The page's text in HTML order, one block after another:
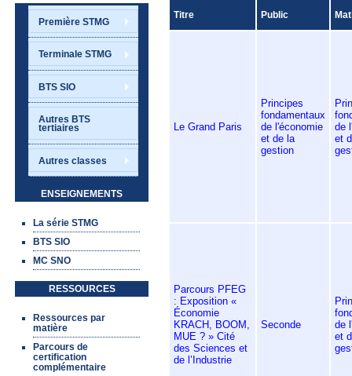
Première STMG
Terminale STMG
BTS SIO
Autres BTS
tertiaires
Autres classes
ENSEIGNEMENTS
La série STMG
BTS SIO
MC SNO
RESSOURCES
Ressources par
matière
Parcours de
certification
complémentaire
Titre Public
Le Grand Paris
Principes
fondamentaux
de l'économie
et de la
gestion
de
et
Parcours PFEG
: Exposition «
Économie
KRACH, BOOM,
MUE ? » Cité
des Sciences et
de l’Industrie
Seconde
de
et